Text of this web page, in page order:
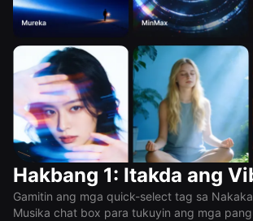
Hakbang 1: Itakda ang
Gamitin ang mga quick-select tag sa
Musika chat box para tukuyin ang mga